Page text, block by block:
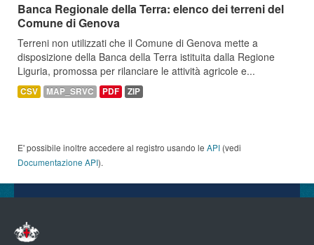
Banca Regionale della Terra: elenco dei terreni del
Comune di Genova
Terreni non utilizzati che il Comune di Genova mette a
disposizione della Banca della Terra istituita dalla Regione
Liguria, promossa per rilanciare le attività agricole e...
CSV MAP_SRVC PDF ZIP
E' possibile inoltre accedere al registro usando le API (vedi
Documentazione API).